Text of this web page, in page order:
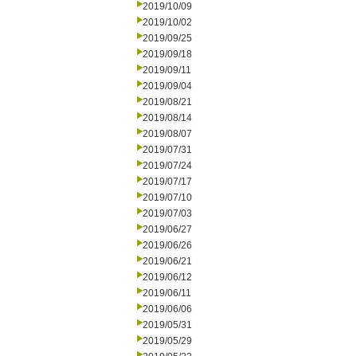
2019/10/09
2019/10/02
2019/09/25
2019/09/18
2019/09/11
2019/09/04
2019/08/21
2019/08/14
2019/08/07
2019/07/31
2019/07/24
2019/07/17
2019/07/10
2019/07/03
2019/06/27
2019/06/26
2019/06/21
2019/06/12
2019/06/11
2019/06/06
2019/05/31
2019/05/29